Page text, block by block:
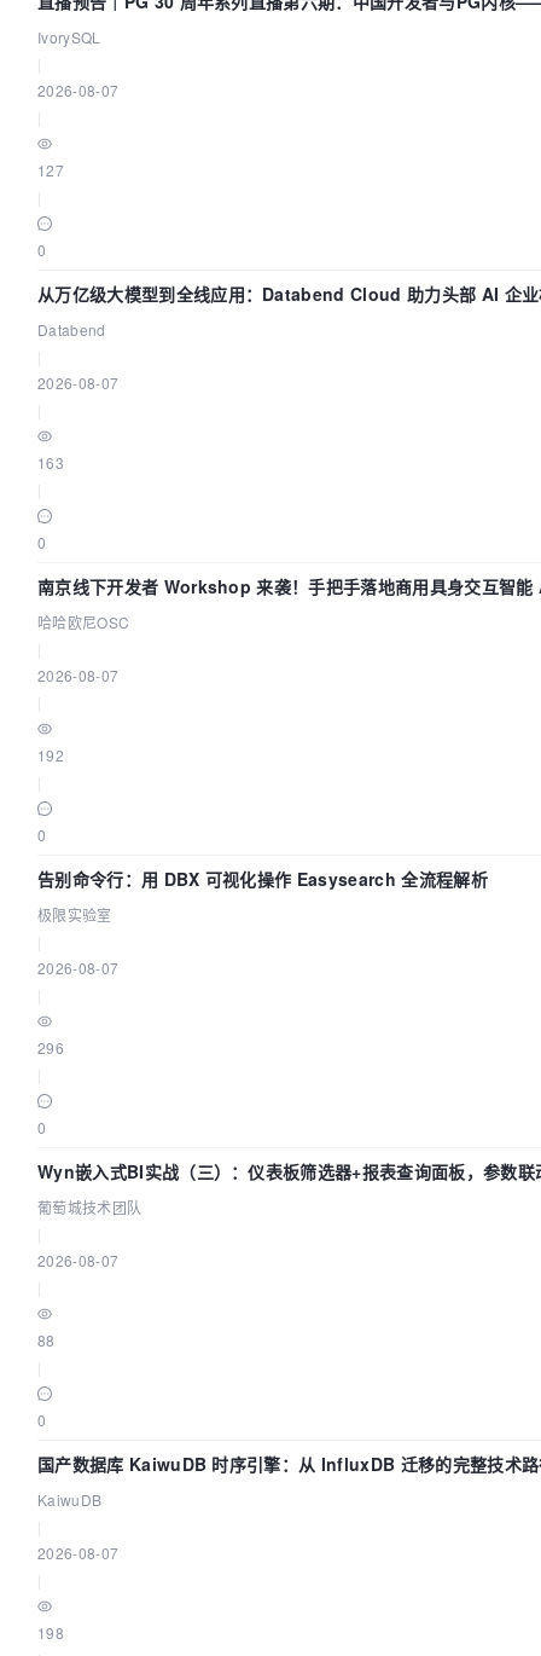
么？
IvorySQL
2026-08-07
127
0
从万亿级大模型到全线应用：Databend Cloud 助力头部 AI 企
Databend
2026-08-07
163
0
南京线下开发者 Workshop 来袭！手把手落地商用具身交互智
哈哈欧尼OSC
2026-08-07
192
0
告别命令行：用 DBX 可视化操作 Easysearch 全流程解析
极限实验室
2026-08-07
296
0
Wyn嵌入式BI实战（三）：仪表板筛选器+报表查询面板，参数联
葡萄城技术团队
2026-08-07
88
0
国产数据库 KaiwuDB 时序引擎：从 InfluxDB 迁移的完整技术
KaiwuDB
2026-08-07
198